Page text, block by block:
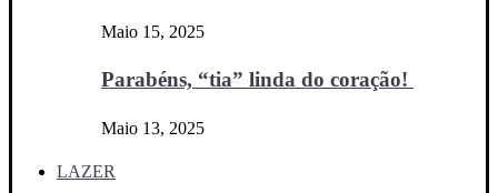
Maio 15, 2025
Parabéns, “tia” linda do coração!
Maio 13, 2025
LAZER